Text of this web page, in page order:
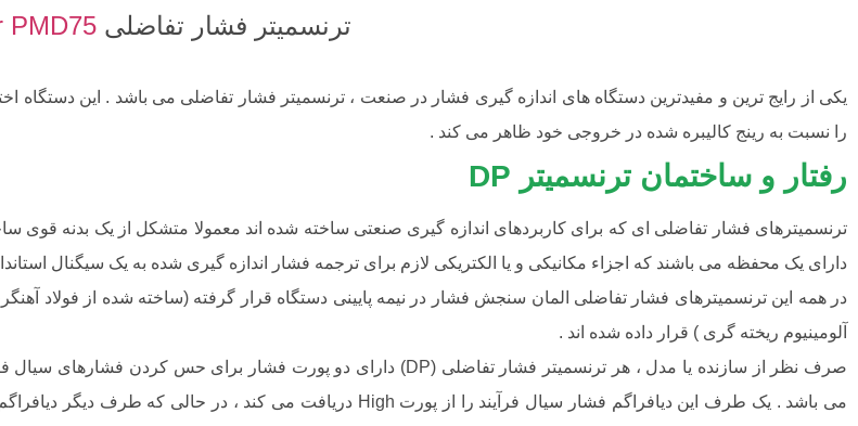
ترنسمیتر فشار تفاضلی PMD75
یکی از رایج ترین و مفیدترین دستگاه های اندازه گیری فشار در صنعت ، ترنسمیتر فشار تفاضلی می باشد . این
را نسبت به رینج کالیبره شده در خروجی خود ظاهر می کند .
رفتار و ساختمان ترنسمیتر DP
ترنسمیترهای فشار تفاضلی ای که برای کاربردهای اندازه گیری صنعتی ساخته شده اند معمولا متشکل از یک بدنه قوی
دارای یک محفظه می باشند که اجزاء مکانیکی و یا الکتریکی لازم برای ترجمه فشار اندازه گیری شده به یک سیگنال
در همه این ترنسمیترهای فشار تفاضلی المان سنجش فشار در نیمه پایینی دستگاه قرار گرفته (ساخته شده از فولاد
آلومینیوم ریخته گری ) قرار داده شده اند .